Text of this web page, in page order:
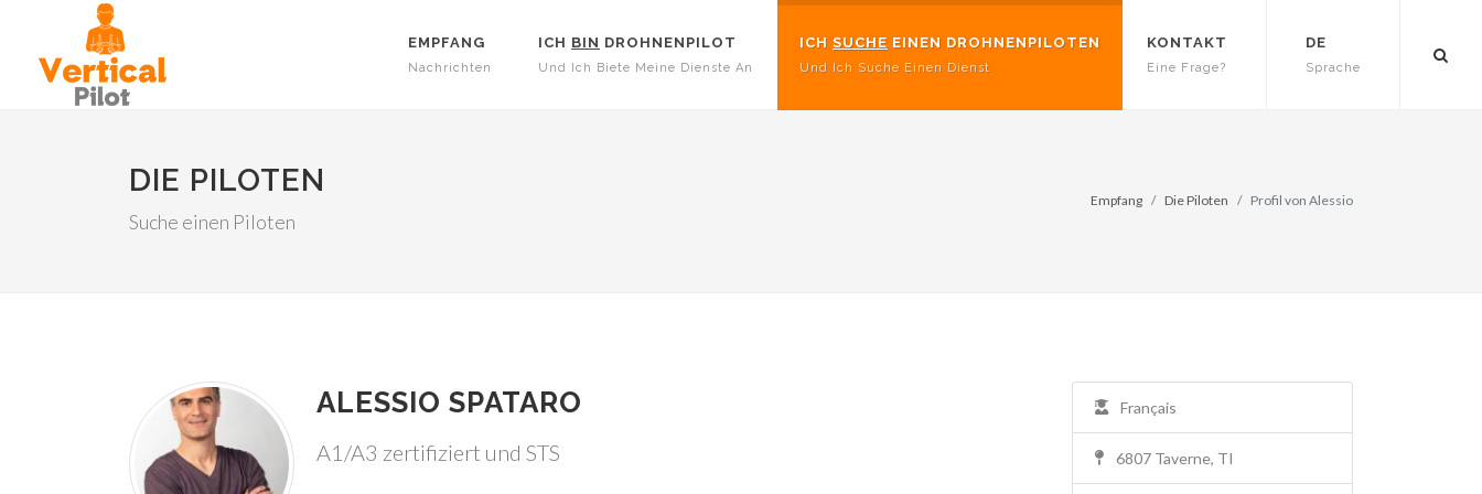
EMPFANG
Nachrichten
ICH BIN DROHNENPILOT
Und Ich Biete Meine Dienste An
ICH SUCHE EINEN DROHNENPILOTEN
Und Ich Suche Einen Dienst
KONTAKT
Eine Frage?
DE
Sprache
DIE PILOTEN
Suche einen Piloten
Empfang Die Piloten Profil von Alessio
ALESSIO SPATARO
A1/A3 zertifiziert und STS
Français
6807 Taverne, TI